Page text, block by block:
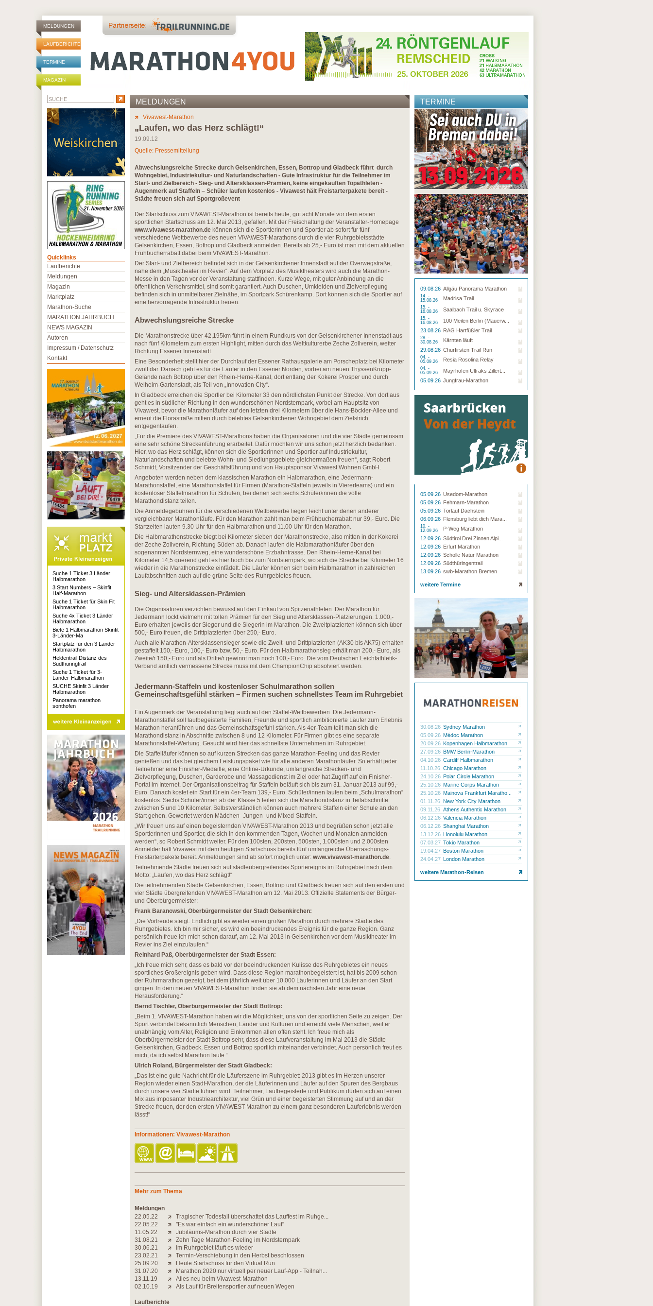
MELDUNGEN
LAUFBERICHTE
TERMINE
MAGAZIN
MELDUNGEN
Vivawest-Marathon
„Laufen, wo das Herz schlägt!“
19.09.12
Quelle: Pressemitteilung
Abwechslungsreiche Strecke durch Gelsenkirchen, Essen, Bottrop und Gladbeck führt durch
Wohngebiet, Industriekultur- und Naturlandschaften - Gute Infrastruktur für die Teilnehmer im
Start- und Zielbereich - Sieg- und Altersklassen-Prämien, keine eingekauften Topathleten -
Augenmerk auf Staffeln – Schüler laufen kostenlos - Vivawest hält Freistarterpakete bereit -
Städte freuen sich auf Sportgroßevent
Der Startschuss zum VIVAWEST-Marathon ist bereits heute, gut acht Monate vor dem ersten
sportlichen Startschuss am 12. Mai 2013, gefallen. Mit der Freischaltung der Veranstalter-Homepage
www.vivawest-marathon.de können sich die Sportlerinnen und Sportler ab sofort für fünf
verschiedene Wettbewerbe des neuen VIVAWEST-Marathons durch die vier Ruhrgebietsstädte
Gelsenkirchen, Essen, Bottrop und Gladbeck anmelden. Bereits ab 25,- Euro ist man mit dem aktuellen
Frühbucherrabatt dabei beim VIVAWEST-Marathon.
Der Start- und Zielbereich befindet sich in der Gelsenkirchener Innenstadt auf der Overwegstraße,
nahe dem „Musiktheater im Revier“. Auf dem Vorplatz des Musiktheaters wird auch die Marathon-
Messe in den Tagen vor der Veranstaltung stattfinden. Kurze Wege, mit guter Anbindung an die
öffentlichen Verkehrsmittel, sind somit garantiert. Auch Duschen, Umkleiden und Zielverpflegung
befinden sich in unmittelbarer Zielnähe, im Sportpark Schürenkamp. Dort können sich die Sportler auf
eine hervorragende Infrastruktur freuen.
Abwechslungsreiche Strecke
Die Marathonstrecke über 42,195km führt in einem Rundkurs von der Gelsenkirchener Innenstadt aus
nach fünf Kilometern zum ersten Highlight, mitten durch das Weltkulturerbe Zeche Zollverein, weiter
Richtung Essener Innenstadt.
Eine Besonderheit stellt hier der Durchlauf der Essener Rathausgalerie am Porscheplatz bei Kilometer
zwölf dar. Danach geht es für die Läufer in den Essener Norden, vorbei am neuen ThyssenKrupp-
Gelände nach Bottrop über den Rhein-Herne-Kanal, dort entlang der Kokerei Prosper und durch
Welheim-Gartenstadt, als Teil von „Innovation City“.
In Gladbeck erreichen die Sportler bei Kilometer 33 den nördlichsten Punkt der Strecke. Von dort aus
geht es in südlicher Richtung in den wunderschönen Nordsternpark, vorbei am Hauptsitz von
Vivawest, bevor die Marathonläufer auf den letzten drei Kilometern über die Hans-Böckler-Allee und
erneut die Florastraße mitten durch belebtes Gelsenkirchener Wohngebiet dem Zielstrich
entgegenlaufen.
„Für die Premiere des VIVAWEST-Marathons haben die Organisatoren und die vier Städte gemeinsam
eine sehr schöne Streckenführung erarbeitet. Dafür möchten wir uns schon jetzt herzlich bedanken.
Hier, wo das Herz schlägt, können sich die Sportlerinnen und Sportler auf Industriekultur,
Naturlandschaften und belebte Wohn- und Siedlungsgebiete gleichermaßen freuen“, sagt Robert
Schmidt, Vorsitzender der Geschäftsführung und von Hauptsponsor Vivawest Wohnen GmbH.
Angeboten werden neben dem klassischen Marathon ein Halbmarathon, eine Jedermann-
Marathonstaffel, eine Marathonstaffel für Firmen (Marathon-Staffeln jeweils in Viererteams) und ein
kostenloser Staffelmarathon für Schulen, bei denen sich sechs Schüler/innen die volle
Marathondistanz teilen.
Die Anmeldegebühren für die verschiedenen Wettbewerbe liegen leicht unter denen anderer
vergleichbarer Marathonläufe. Für den Marathon zahlt man beim Frühbucherrabatt nur 39,- Euro. Die
Startzeiten lauten 9.30 Uhr für den Halbmarathon und 11.00 Uhr für den Marathon.
Die Halbmarathonstrecke biegt bei Kilometer sieben der Marathonstrecke, also mitten in der Kokerei
der Zeche Zollverein, Richtung Süden ab. Danach laufen die Halbmarathonläufer über den
sogenannten Nordsternweg, eine wunderschöne Erzbahntrasse. Den Rhein-Herne-Kanal bei
Kilometer 14,5 querend geht es hier hoch bis zum Nordsternpark, wo sich die Strecke bei Kilometer 16
wieder in die Marathonstrecke einfädelt. Die Läufer können sich beim Halbmarathon in zahlreichen
Laufabschnitten auch auf die grüne Seite des Ruhrgebietes freuen.
Sieg- und Altersklassen-Prämien
Die Organisatoren verzichten bewusst auf den Einkauf von Spitzenathleten. Der Marathon für
Jedermann lockt vielmehr mit tollen Prämien für den Sieg und Altersklassen-Platzierungen. 1.000,-
Euro erhalten jeweils der Sieger und die Siegerin im Marathon. Die Zweitplatzierten können sich über
500,- Euro freuen, die Drittplatzierten über 250,- Euro.
Auch alle Marathon-Altersklassensieger sowie die Zweit- und Drittplatzierten (AK30 bis AK75) erhalten
gestaffelt 150,- Euro, 100,- Euro bzw. 50,- Euro. Für den Halbmarathonsieg erhält man 200,- Euro, als
Zweite/r 150,- Euro und als Dritte/r gewinnt man noch 100,- Euro. Die vom Deutschen Leichtathletik-
Verband amtlich vermessene Strecke muss mit dem ChampionChip absolviert werden.
Jedermann-Staffeln und kostenloser Schulmarathon sollen
Gemeinschaftsgefühl stärken – Firmen suchen schnellstes Team im Ruhrgebiet
Ein Augenmerk der Veranstaltung liegt auch auf den Staffel-Wettbewerben. Die Jedermann-
Marathonstaffel soll laufbegeisterte Familien, Freunde und sportlich ambitionierte Läufer zum Erlebnis
Marathon heranführen und das Gemeinschaftsgefühl stärken. Als 4er-Team teilt man sich die
Marathondistanz in Abschnitte zwischen 8 und 12 Kilometer. Für Firmen gibt es eine separate
Marathonstaffel-Wertung. Gesucht wird hier das schnellste Unternehmen im Ruhrgebiet.
Die Staffelläufer können so auf kurzen Strecken das ganze Marathon-Feeling und das Revier
genießen und das bei gleichem Leistungspaket wie für alle anderen Marathonläufer. So erhält jeder
Teilnehmer eine Finisher-Medaille, eine Online-Urkunde, umfangreiche Strecken- und
Zielverpflegung, Duschen, Garderobe und Massagedienst im Ziel oder hat Zugriff auf ein Finisher-
Portal im Internet. Der Organisationsbeitrag für Staffeln beläuft sich bis zum 31. Januar 2013 auf 99,-
Euro. Danach kostet ein Start für ein 4er-Team 139,- Euro. Schüler/innen laufen beim „Schulmarathon“
kostenlos. Sechs Schüler/innen ab der Klasse 5 teilen sich die Marathondistanz in Teilabschnitte
zwischen 5 und 10 Kilometer. Selbstverständlich können auch mehrere Staffeln einer Schule an den
Start gehen. Gewertet werden Mädchen- Jungen- und Mixed-Staffeln.
„Wir freuen uns auf einen begeisternden VIVAWEST-Marathon 2013 und begrüßen schon jetzt alle
Sportlerinnen und Sportler, die sich in den kommenden Tagen, Wochen und Monaten anmelden
werden“, so Robert Schmidt weiter. Für den 100sten, 200sten, 500sten, 1.000sten und 2.000sten
Anmelder hält Vivawest mit dem heutigen Startschuss bereits fünf umfangreiche Überraschungs-
Freistarterpakete bereit. Anmeldungen sind ab sofort möglich unter: www.vivawest-marathon.de.
Teilnehmende Städte freuen sich auf städteübergreifendes Sportereignis im Ruhrgebiet nach dem
Motto: „Laufen, wo das Herz schlägt!“
Die teilnehmenden Städte Gelsenkirchen, Essen, Bottrop und Gladbeck freuen sich auf den ersten und
vier Städte übergreifenden VIVAWEST-Marathon am 12. Mai 2013. Offizielle Statements der Bürger-
und Oberbürgermeister:
Frank Baranowski, Oberbürgermeister der Stadt Gelsenkirchen:
„Die Vorfreude steigt. Endlich gibt es wieder einen großen Marathon durch mehrere Städte des
Ruhrgebietes. Ich bin mir sicher, es wird ein beeindruckendes Ereignis für die ganze Region. Ganz
persönlich freue ich mich schon darauf, am 12. Mai 2013 in Gelsenkirchen vor dem Musiktheater im
Revier ins Ziel einzulaufen.“
Reinhard Paß, Oberbürgermeister der Stadt Essen:
„Ich freue mich sehr, dass es bald vor der beeindruckenden Kulisse des Ruhrgebietes ein neues
sportliches Großereignis geben wird. Dass diese Region marathonbegeistert ist, hat bis 2009 schon
der Ruhrmarathon gezeigt, bei dem jährlich weit über 10.000 Läuferinnen und Läufer an den Start
gingen. In dem neuen VIVAWEST-Marathon finden sie ab dem nächsten Jahr eine neue
Herausforderung.“
Bernd Tischler, Oberbürgermeister der Stadt Bottrop:
„Beim 1. VIVAWEST-Marathon haben wir die Möglichkeit, uns von der sportlichen Seite zu zeigen. Der
Sport verbindet bekanntlich Menschen, Länder und Kulturen und erreicht viele Menschen, weil er
unabhängig vom Alter, Religion und Einkommen allen offen steht. Ich freue mich als
Oberbürgermeister der Stadt Bottrop sehr, dass diese Laufveranstaltung im Mai 2013 die Städte
Gelsenkirchen, Gladbeck, Essen und Bottrop sportlich miteinander verbindet. Auch persönlich freut es
mich, da ich selbst Marathon laufe.“
Ulrich Roland, Bürgermeister der Stadt Gladbeck:
„Das ist eine gute Nachricht für die Läuferszene im Ruhrgebiet: 2013 gibt es im Herzen unserer
Region wieder einen Stadt-Marathon, der die Läuferinnen und Läufer auf den Spuren des Bergbaus
durch unsere vier Städte führen wird. Teilnehmer, Laufbegeisterte und Publikum dürfen sich auf einen
Mix aus imposanter Industriearchitektur, viel Grün und einer begeisterten Stimmung auf und an der
Strecke freuen, der den ersten VIVAWEST-Marathon zu einem ganz besonderen Lauferlebnis werden
lässt!“
Informationen: Vivawest-Marathon
Mehr zum Thema
Meldungen
22.05.22
Tragischer Todesfall überschattet das Lauffest im Ruhge...
22.05.22
''Es war einfach ein wunderschöner Lauf“
11.05.22
Jubiläums-Marathon durch vier Städte
31.08.21
Zehn Tage Marathon-Feeling im Nordsternpark
30.06.21
Im Ruhrgebiet läuft es wieder
23.02.21
Termin-Verschiebung in den Herbst beschlossen
25.09.20
Heute Startschuss für den Virtual Run
31.07.20
Marathon 2020 nur virtuell per neuer Lauf-App - Teilnah...
13.11.19
Alles neu beim Vivawest-Marathon
02.10.19
Als Lauf für Breitensportler auf neuen Wegen
Laufberichte
TERMINE
09.08.26 Allgäu Panorama Marathon
14. -
15.08.26
Madrisa Trail
15. -
16.08.26
Saalbach Trail u. Skyrace
15. -
16.08.26
100 Meilen Berlin (Mauerw...
23.08.26 RAG Hartfüßler Trail
28. -
30.08.26
Kärnten läuft
29.08.26 Churfirsten Trail Run
04. -
05.09.26
Resia Rosolina Relay
04. -
05.09.26
Mayrhofen Ultraks Zillert...
05.09.26 Jungfrau-Marathon
05.09.26 Usedom-Marathon
05.09.26 Fehmarn-Marathon
05.09.26 Torlauf Dachstein
06.09.26 Flensburg liebt dich Mara...
10. -
12.09.26
P-Weg Marathon
12.09.26 Südtirol Drei Zinnen Alpi...
12.09.26 Erfurt Marathon
12.09.26 Scholle Natur Marathon
12.09.26 Südthüringentrail
13.09.26 swb-Marathon Bremen
weitere Termine
30.08.26 Sydney Marathon
05.09.26 Médoc Marathon
20.09.26 Kopenhagen Halbmarathon
27.09.26 BMW Berlin-Marathon
04.10.26 Cardiff Halbmarathon
11.10.26 Chicago Marathon
24.10.26 Polar Circle Marathon
25.10.26 Marine Corps Marathon
25.10.26 Mainova Frankfurt Maratho...
01.11.26 New York City Marathon
09.11.26 Athens Authentic Marathon
06.12.26 Valencia Marathon
06.12.26 Shanghai Marathon
13.12.26 Honolulu Marathon
07.03.27 Tokio Marathon
19.04.27 Boston Marathon
24.04.27 London Marathon
weitere Marathon-Reisen
Quicklinks
Laufberichte
Meldungen
Magazin
Marktplatz
Marathon-Suche
MARATHON JAHRBUCH
NEWS MAGAZIN
Autoren
Impressum / Datenschutz
Kontakt
Suche 1 Ticket 3 Länder
Halbmarathon
3 Start Numbers – Skinfit
Half-Marathon
Suche 1 Ticket für Skin Fit
Halbmarathon
Suche 4x Ticket 3 Länder
Halbmarathon
Biete 1 Halbmarathon Skinfit
3-Länder-Ma
Startplatz für den 3 Länder
Halbmarathon
Heldentrail Distanz des
Südthüringtrail
Suche 1 Ticket für 3-
Länder-Halbmarathon
SUCHE Skinfit 3 Länder
Halbmarathon
Panorama marathon
sonthofen